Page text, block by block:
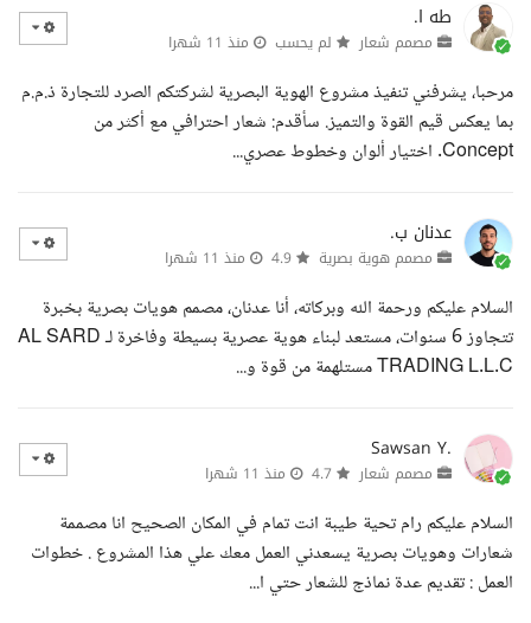
طه ا.
مصمم شعار لم يحسب منذ 11 شهرا
مرحبا، يشرفني تنفيذ مشروع الهوية البصرية لشركتكم الصرد للتجارة ذ.م.م
بما يعكس قيم القوة والتميز. سأقدم: شعار احترافي مع أكثر من
Concept. اختيار ألوان وخطوط عصري...
عدنان ب.
مصمم هوية بصرية منذ 11 شهرا
السلام عليكم ورحمة الله وبركاته، أنا عدنان، مصمم هويات بصرية بخبرة
تتجاوز 6 سنوات، مستعد لبناء هوية عصرية بسيطة وفاخرة لـ AL SARD
TRADING L.L.C مستلهمة من قوة و...
Sawsan Y.
مصمم شعار منذ 11 شهرا
السلام عليكم رام تحية طيبة انت تمام في المكان الصحيح انا مصممة
شعارات وهويات بصرية يسعدني العمل معك علي هذا المشروع . خطوات
العمل : تقديم عدة نماذج للشعار حتي ا...